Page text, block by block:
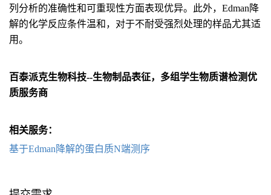
列分析的准确性和可重现性方面表现优异。此外，Edman降
解的化学反应条件温和，对于不耐受强烈处理的样品尤其适
用。
百泰派克生物科技--生物制品表征，多组学生物质谱检测优
质服务商
相关服务：
基于Edman降解的蛋白质N端测序